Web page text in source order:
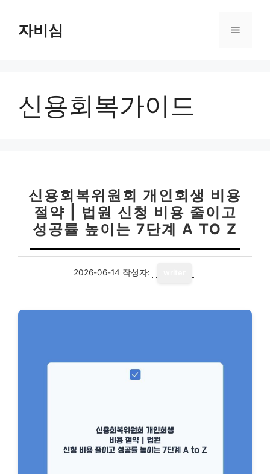
자비심 메
신용회복가이드
신용회복위원회 개인회생 비용
절약 | 법원 신청 비용 줄이고
성공률 높이는 7단계 A TO Z
2026-06-14 작성자: